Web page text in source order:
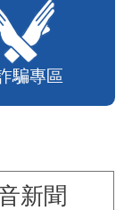
騙專區
新聞